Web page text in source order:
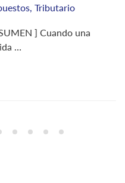
, Tributario
] Cuando una
…